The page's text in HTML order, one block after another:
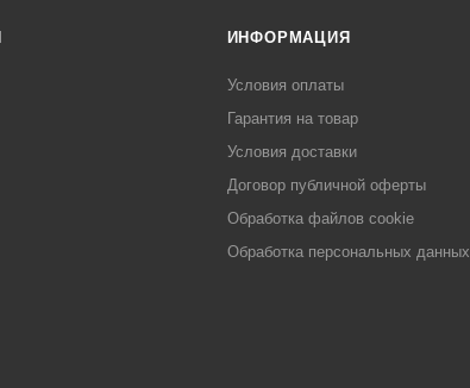
ИНФОРМАЦИЯ
Условия оплаты
Гарантия на товар
Условия доставки
Договор публичной оферты
Обработка файлов cookie
Обработка персональных данных